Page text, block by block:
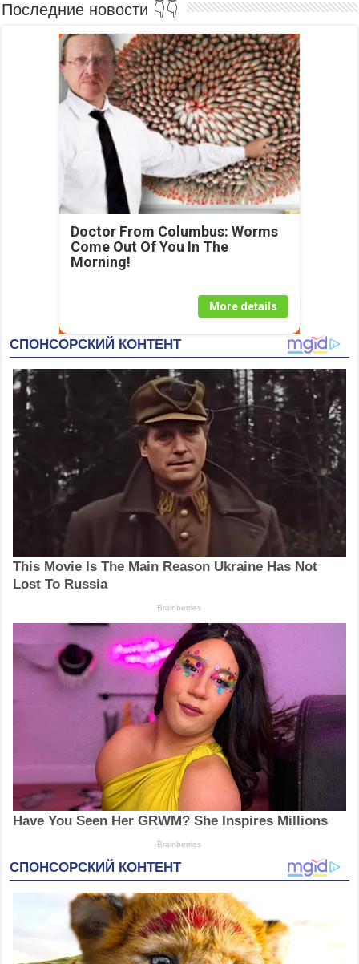
Последние новости 👇👇
Doctor From Columbus: Worms
Come Out Of You In The
Morning!
More details